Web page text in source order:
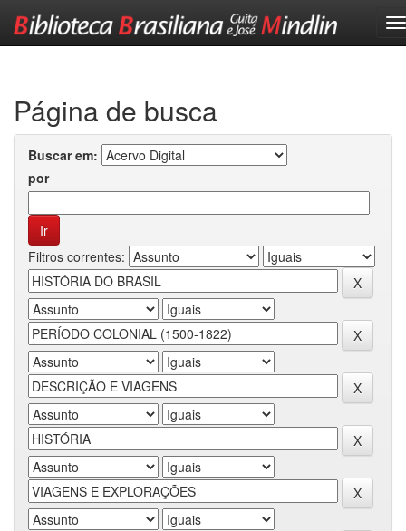
Página de busca
Buscar em:
por
Filtros correntes: